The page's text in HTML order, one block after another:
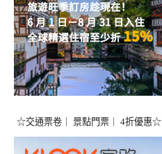
☆交通票卷｜ 景點門票｜ 4折優惠☆